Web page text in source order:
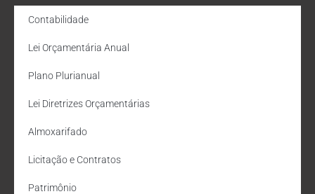
Contabilidade
Lei Orçamentária Anual
Plano Plurianual
Lei Diretrizes Orçamentárias
Almoxarifado
Licitação e Contratos
Patrimônio